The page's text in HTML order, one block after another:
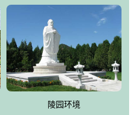
，以海外归侨、国内外知名人士
观构成其主要使用功能；以苍
其外部形象。通过墓园建设与造
处特色鲜明、服务周全、环境优
迹交相呼应的极具吸引力的花园
成投资近12亿元人民币，园区采
陵园环境